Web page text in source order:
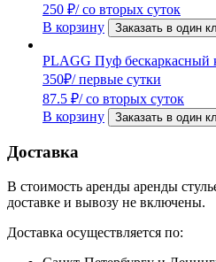
250 ₽/ со вторых суток
В корзину
Заказать в один
PLAGG Пуф бескаркасный
350₽/ первые сутки
87.5 ₽/ со вторых суток
В корзину
Заказать в один
Доставка
В стоимость аренды аренды
доставке и вывозу не включены.
Доставка осуществляется по: